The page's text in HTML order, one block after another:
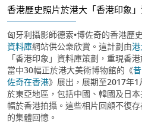
香港歷史照片於港大「香港印象
匈牙利攝影師德索•博佐奇的香港歷
資料庫網站供公衆欣賞。這計劃由
「香港印象」資料庫策劃，重現香
當中30幅正於港大美術博物館的《
佐奇在香港》展出，展期至2017年1
於東亞地區，包括中國、韓國及日
幅於香港拍攝。這些相片回顧不復
的集體回憶。